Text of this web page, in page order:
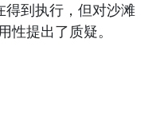
得到执行，但对沙滩
性提出了质疑。